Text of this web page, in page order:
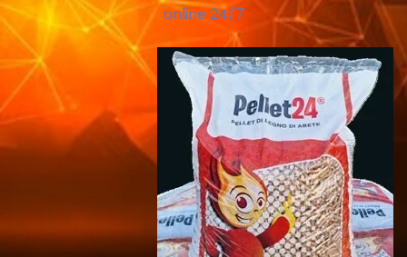
online 24/7